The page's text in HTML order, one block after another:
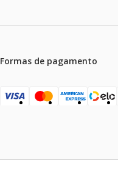
Formas de pagamento